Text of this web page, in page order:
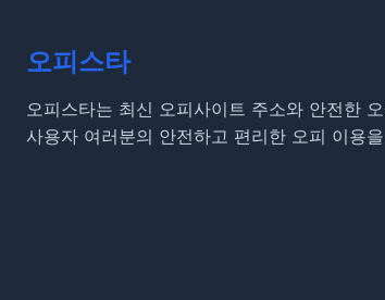
오피스타
오피스타는 최신 오피사이트 주소와 안전한
사용자 여러분의 안전하고 편리한 오피 이용